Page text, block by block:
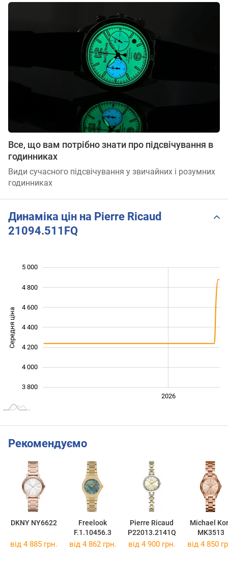
Все, що вам потрібно знати про підсвічування в
годинниках
Види сучасного підсвічування у звичайних і розумних
годинниках
Динаміка цін на Pierre Ricaud
21094.511FQ
Середня ціна 3 800
3 800
4 000
4 200
4 400
4 600
4 800
5 000
2026
Рекомендуємо
DKNY NY6622
Freelook
F.1.10456.3
Pierre Ricaud
P22013.2141Q
Michael
MK3513
від 4 885 грн. від 4 862 грн. від 4 900 грн. від 4 850